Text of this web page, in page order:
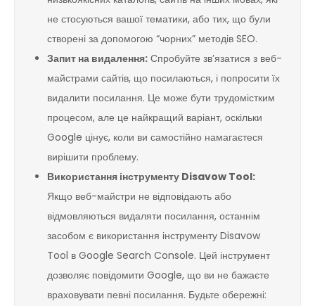
не стосуються вашої тематики, або тих, що були
створені за допомогою “чорних” методів SEO.
Запит на видалення: Спробуйте зв’язатися з веб-
майстрами сайтів, що посилаються, і попросити їх
видалити посилання. Це може бути трудомістким
процесом, але це найкращий варіант, оскільки
Google цінує, коли ви самостійно намагаєтеся
вирішити проблему.
Використання інструменту Disavow Tool:
Якщо веб-майстри не відповідають або
відмовляються видаляти посилання, останнім
засобом є використання інструменту Disavow
Tool в Google Search Console. Цей інструмент
дозволяє повідомити Google, що ви не бажаєте
враховувати певні посилання. Будьте обережні: